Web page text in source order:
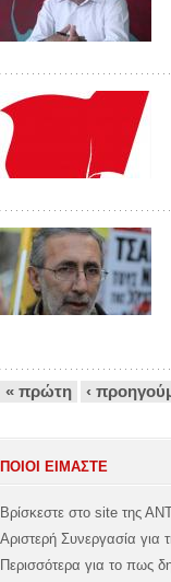
Σελίδες
« πρώτη ‹
ΠΟΙΟΙ ΕΙΜΑΣΤΕ
Βρίσκεστε στο site της
Αριστερή Συνεργασία για
Περισσότερα για το πως